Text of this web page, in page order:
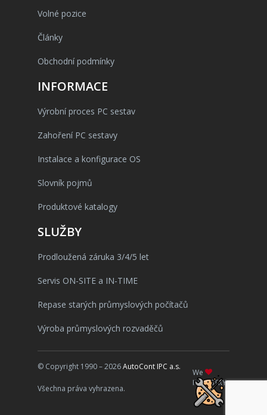
Volné pozice
Články
Obchodní podmínky
INFORMACE
Výrobní proces PC sestav
Zahoření PC sestavy
Instalace a konfigurace OS
Slovník pojmů
Produktové katalogy
SLUŽBY
Prodloužená záruka 3/4/5 let
Servis ON-SITE a IN-TIME
Repase starých průmyslových počítačů
Výroba průmyslových rozvaděčů
© Copyright 1990 – 2026AutoCont IPC a.s.
Všechna práva vyhrazena.
We
INDUSTRY